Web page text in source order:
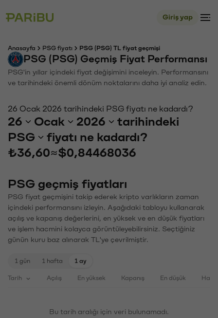
Giriş yap
Anasayfa PSG fiyatı PSG (PSG) TL fiyat geçmişi
PSG (PSG) Geçmiş Fiyat Performansı
PSG'in yıllar içindeki fiyat değişimini inceleyin. Performansını
ve tarihindeki önemli dönüm noktalarını daha iyi analiz edin.
26 Ocak 2026 tarihindeki PSG fiyatı ne kadardı?
26 Ocak 2026
tarihindeki
PSG
fiyatı ne kadardı?
₺36,60≈$0,84468036
PSG geçmiş fiyatları
PSG fiyat geçmişini takip ederek kripto varlıkların zaman
içindeki performansını izleyin. Aşağıdaki tabloyu kullanarak
açılış ve kapanış değerlerini, en yüksek ve en düşük fiyatları
ve işlem hacmini kolayca görüntüleyebilirsiniz. Seçtiğiniz
günün kuru baz alınarak TL'ye çevrilmiştir.
1 gün 1 hafta 1 ay
Tarih Açılış En yüksek Kapanış En düşük
Bu tarih aralığı için veri bulunamadı.